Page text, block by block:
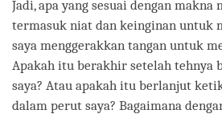
Jadi, apa yang sesuai dengan
termasuk niat dan keinginan untuk
saya menggerakkan tangan untuk
Apakah itu berakhir setelah tehnya
saya? Atau apakah itu berlanjut
dalam perut saya? Bagaimana